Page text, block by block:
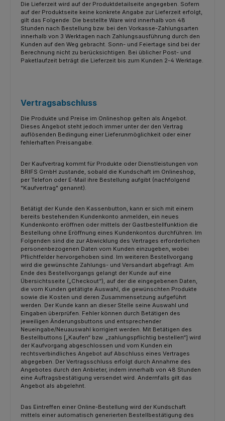
Die Lieferzeit wird auf der Produktdetailseite angegeben. Sofern
auf der Produktseite keine konkrete Angabe zur Lieferzeit erfolgt,
gilt das Folgende: Die bestellte Ware wird innerhalb von 48
Stunden nach Bestellung bzw. bei den Vorkasse-Zahlungsarten
innerhalb von 3 Werktagen nach Zahlungsausführung durch den
Kunden auf den Weg gebracht. Sonn- und Feiertage sind bei der
Berechnung nicht zu berücksichtigen. Bei üblicher Post- und
Paketlaufzeit beträgt die Lieferzeit bis zum Kunden 2-4 Werktage.
Vertragsabschluss
Die Produkte und Preise im Onlineshop gelten als Angebot.
Dieses Angebot steht jedoch immer unter der den Vertrag
auflösenden Bedingung einer Lieferunmöglichkeit oder einer
fehlerhaften Preisangabe.
Der Kaufvertrag kommt für Produkte oder Dienstleistungen von
BRIFS GmbH zustande, sobald die Kundschaft im Onlineshop,
per Telefon oder E-Mail ihre Bestellung aufgibt (nachfolgend
"Kaufvertrag" genannt).
Betätigt der Kunde den Kassenbutton, kann er sich mit einem
bereits bestehenden Kundenkonto anmelden, ein neues
Kundenkonto eröffnen oder mittels der Gastbestellfunktion die
Bestellung ohne Eröffnung eines Kundenkontos durchführen. Im
Folgenden sind die zur Abwicklung des Vertrages erforderlichen
personenbezogenen Daten vom Kunden einzugeben, wobei
Pflichtfelder hervorgehoben sind. Im weiteren Bestellvorgang
wird die gewünschte Zahlungs- und Versandart abgefragt. Am
Ende des Bestellvorgangs gelangt der Kunde auf eine
Übersichtsseite („Checkout“), auf der die eingegebenen Daten,
die vom Kunden getätigte Auswahl, die gewünschten Produkte
sowie die Kosten und deren Zusammensetzung aufgeführt
werden. Der Kunde kann an dieser Stelle seine Auswahl und
Eingaben überprüfen. Fehler können durch Betätigen des
jeweiligen Änderungsbuttons und entsprechender
Neueingabe/Neuauswahl korrigiert werden. Mit Betätigen des
Bestellbuttons [„Kaufen“ bzw. „zahlungspflichtig bestellen“] wird
der Kaufvorgang abgeschlossen und vom Kunden ein
rechtsverbindliches Angebot auf Abschluss eines Vertrages
abgegeben. Der Vertragsschluss erfolgt durch Annahme des
Angebotes durch den Anbieter, indem innerhalb von 48 Stunden
eine Auftragsbestätigung versendet wird. Andernfalls gilt das
Angebot als abgelehnt.
Das Eintreffen einer Online-Bestellung wird der Kundschaft
mittels einer automatisch generierten Bestellbestätigung des